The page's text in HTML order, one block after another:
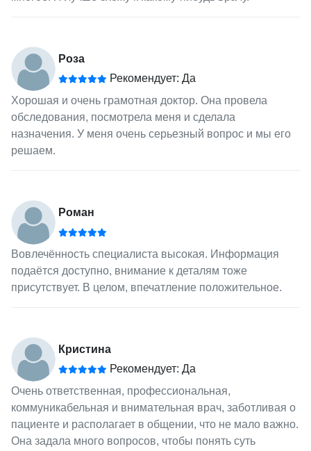
Роза
Рекомендует: Да
Хорошая и очень грамотная доктор. Она провела
обследования, посмотрела меня и сделала
назначения. У меня очень серьезный вопрос и мы его
решаем.
Роман
Вовлечённость специалиста высокая. Информация
подаётся доступно, внимание к деталям тоже
присутствует. В целом, впечатление положительное.
Кристина
Рекомендует: Да
Очень ответственная, профессиональная,
коммуникабельная и внимательная врач, заботливая о
пациенте и располагает в общении, что не мало важно.
Она задала много вопросов, чтобы понять суть